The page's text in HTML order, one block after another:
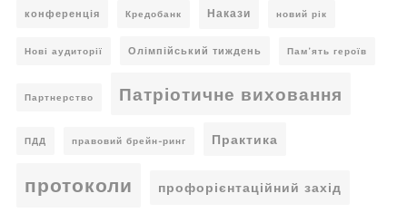
конференція Кредобанк Накази новий рік
Нові аудиторії Олімпійський тиждень Пам’ять героїв
Партнерство Патріотичне виховання
ПДД правовий брейн-ринг Практика
протоколи профорієнтаційний захід